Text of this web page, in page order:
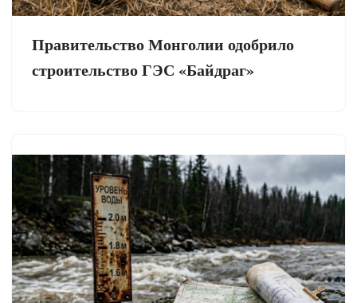
Правительство Монголии одобрило
строительство ГЭС «Байдраг»